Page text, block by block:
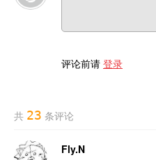
评论前请 登录
共 23 条评论
Fly.N